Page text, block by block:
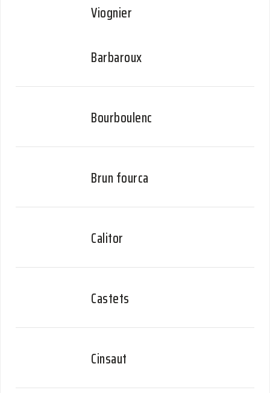
Viognier
Barbaroux
Bourboulenc
Brun fourca
Calitor
Castets
Cinsaut